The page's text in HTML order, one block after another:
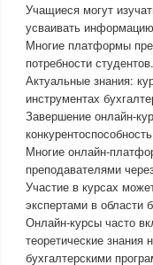
Учащиеся могут
усваивать
Многие платформы
потребности студентов.
Актуальные знания:
инструментах
Завершение онлайн-
Многие онлайн-
преподавателями
Участие в курсах
экспертами в области
Онлайн-курсы часто
теоретические
бухгалтерскими